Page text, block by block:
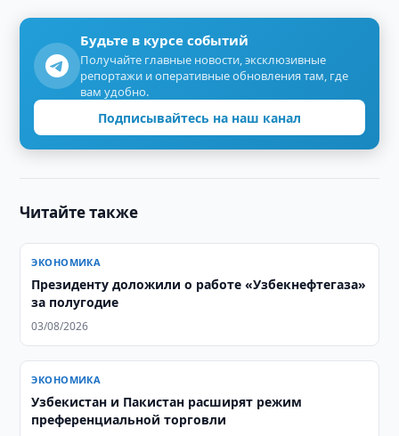
Будьте в курсе событий
Получайте главные новости, эксклюзивные
репортажи и оперативные обновления там, где
вам удобно.
Подписывайтесь на наш канал
Читайте также
ЭКОНОМИКА
Президенту доложили о работе «Узбекнефтегаза»
за полугодие
03/08/2026
ЭКОНОМИКА
Узбекистан и Пакистан расширят режим
преференциальной торговли